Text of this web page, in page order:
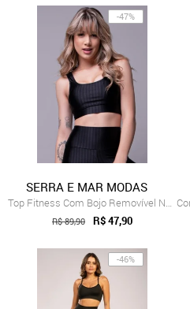
-47%
SERRA E MAR MODAS
Top Fitness Com Bojo Removível New Zig 3d Preto
R$ 89,90 R$ 47,90
-46%